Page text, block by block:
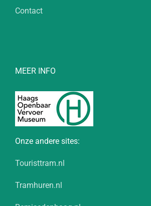
Contact
MEER INFO
Onze andere sites:
Touristtram.nl
Tramhuren.nl